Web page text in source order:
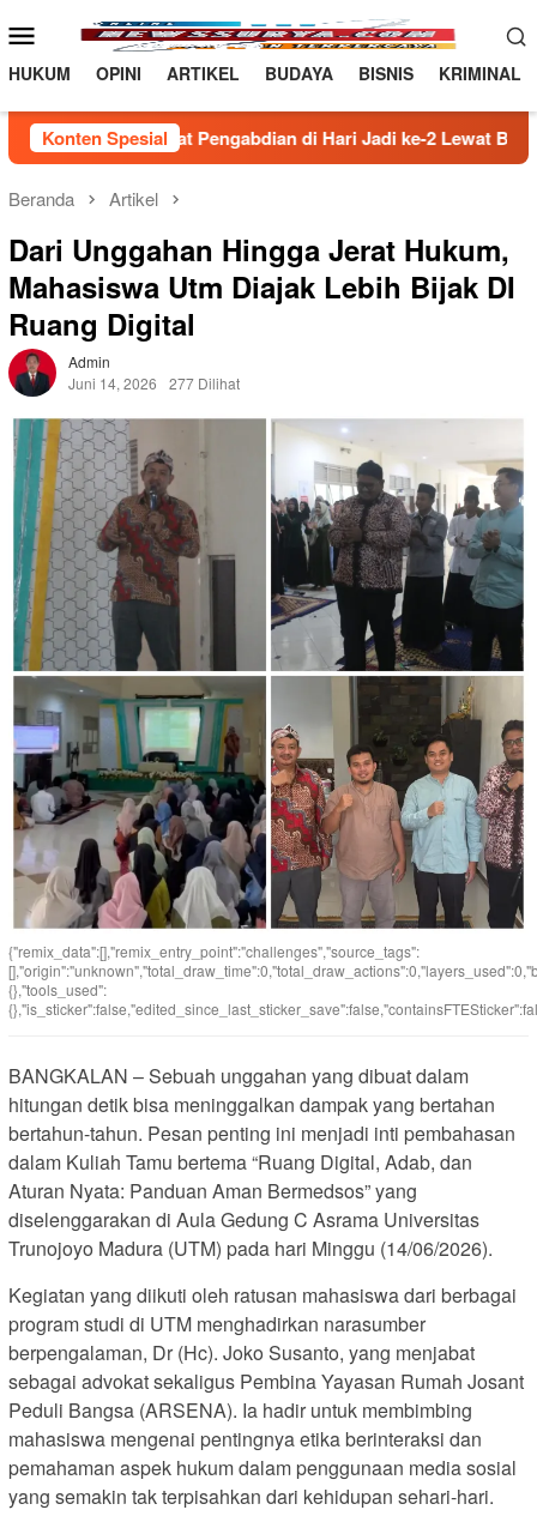
ke
konten
Menu
Mobile
HUKUM OPINI ARTIKEL BUDAYA BISNIS KRIMINAL
Konten Spesial
Pengabdian di Hari Jadi ke-2 Lewat Bakti Sosial
Beranda Artikel
Dari Unggahan Hingga Jerat Hukum,
Mahasiswa Utm Diajak Lebih Bijak DI
Ruang Digital
Admin
Juni 14, 2026
277 Dilihat
{"remix_data":[],"remix_entry_point":"challenges","source_tags":
{},"tools_used":
BANGKALAN – Sebuah unggahan yang dibuat dalam
hitungan detik bisa meninggalkan dampak yang bertahan
bertahun-tahun. Pesan penting ini menjadi inti pembahasan
dalam Kuliah Tamu bertema “Ruang Digital, Adab, dan
Aturan Nyata: Panduan Aman Bermedsos” yang
diselenggarakan di Aula Gedung C Asrama Universitas
Trunojoyo Madura (UTM) pada hari Minggu (14/06/2026).
Kegiatan yang diikuti oleh ratusan mahasiswa dari berbagai
program studi di UTM menghadirkan narasumber
berpengalaman, Dr (Hc). Joko Susanto, yang menjabat
sebagai advokat sekaligus Pembina Yayasan Rumah Josant
Peduli Bangsa (ARSENA). Ia hadir untuk membimbing
mahasiswa mengenai pentingnya etika berinteraksi dan
pemahaman aspek hukum dalam penggunaan media sosial
yang semakin tak terpisahkan dari kehidupan sehari-hari.